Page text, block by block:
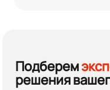
Подберем
решения